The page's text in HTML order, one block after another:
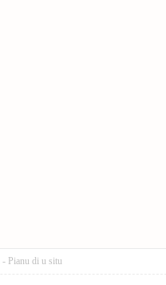
- Pianu di u situ